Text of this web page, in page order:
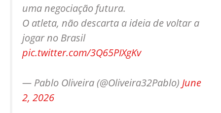
uma negociação futura.
O atleta, não descarta a ideia de voltar a
jogar no Brasil
pic.twitter.com/3Q65PIXgKv
— Pablo Oliveira (@Oliveira32Pablo) June
2, 2026